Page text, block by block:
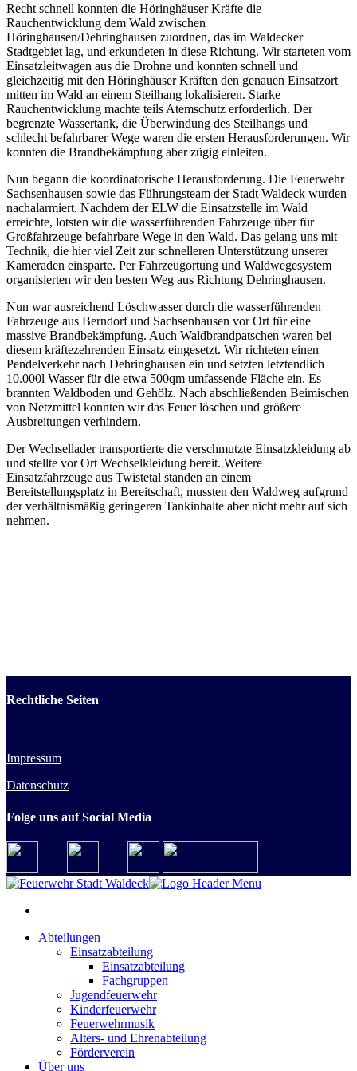
Recht schnell konnten die Höringhäuser Kräfte die
Rauchentwicklung dem Wald zwischen
Höringhausen/Dehringhausen zuordnen, das im Waldecker
Stadtgebiet lag, und erkundeten in diese Richtung. Wir starteten vom
Einsatzleitwagen aus die Drohne und konnten schnell und
gleichzeitig mit den Höringhäuser Kräften den genauen Einsatzort
mitten im Wald an einem Steilhang lokalisieren. Starke
Rauchentwicklung machte teils Atemschutz erforderlich. Der
begrenzte Wassertank, die Überwindung des Steilhangs und
schlecht befahrbarer Wege waren die ersten Herausforderungen. Wir
konnten die Brandbekämpfung aber zügig einleiten.
Nun begann die koordinatorische Herausforderung. Die Feuerwehr
Sachsenhausen sowie das Führungsteam der Stadt Waldeck wurden
nachalarmiert. Nachdem der ELW die Einsatzstelle im Wald
erreichte, lotsten wir die wasserführenden Fahrzeuge über für
Großfahrzeuge befahrbare Wege in den Wald. Das gelang uns mit
Technik, die hier viel Zeit zur schnelleren Unterstützung unserer
Kameraden einsparte. Per Fahrzeugortung und Waldwegesystem
organisierten wir den besten Weg aus Richtung Dehringhausen.
Nun war ausreichend Löschwasser durch die wasserführenden
Fahrzeuge aus Berndorf und Sachsenhausen vor Ort für eine
massive Brandbekämpfung. Auch Waldbrandpatschen waren bei
diesem kräftezehrenden Einsatz eingesetzt. Wir richteten einen
Pendelverkehr nach Dehringhausen ein und setzten letztendlich
10.000l Wasser für die etwa 500qm umfassende Fläche ein. Es
brannten Waldboden und Gehölz. Nach abschließenden Beimischen
von Netzmittel konnten wir das Feuer löschen und größere
Ausbreitungen verhindern.
Der Wechsellader transportierte die verschmutzte Einsatzkleidung ab
und stellte vor Ort Wechselkleidung bereit. Weitere
Einsatzfahrzeuge aus Twistetal standen an einem
Bereitstellungsplatz in Bereitschaft, mussten den Waldweg aufgrund
der verhältnismäßig geringeren Tankinhalte aber nicht mehr auf sich
nehmen.
Rechtliche Seiten
Impressum
Datenschutz
Folge uns auf Social Media
Abteilungen
Einsatzabteilung
Einsatzabteilung
Fachgruppen
Jugendfeuerwehr
Kinderfeuerwehr
Feuerwehrmusik
Alters- und Ehrenabteilung
Förderverein
Über uns